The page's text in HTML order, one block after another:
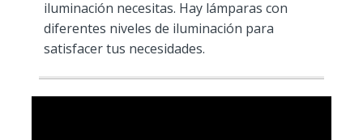
iluminación necesitas. Hay lámparas con
diferentes niveles de iluminación para
satisfacer tus necesidades.